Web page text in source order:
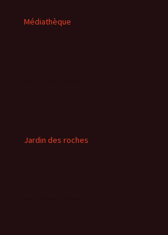
Médiathèque
Jardin des roches